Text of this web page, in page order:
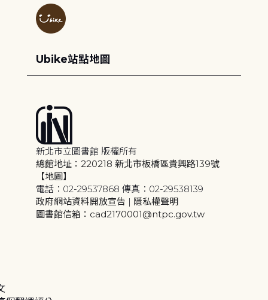
Ubike站點地圖
新北市立圖書館 版權所有
總館地址：220218 新北市板橋區貴興路139號
【地圖】
電話：02-29537868 傳真：02-29538139
政府網站資料開放宣告 | 隱私權聲明
圖書館信箱：cad2170001@ntpc.gov.tw